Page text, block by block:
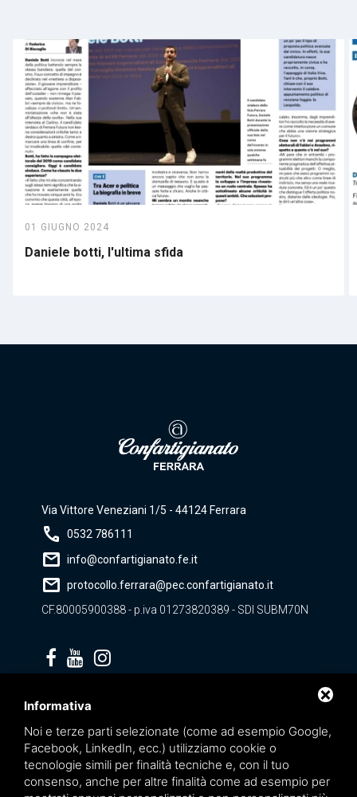
01 GIUGNO 2024
Daniele botti, l'ultima sfida
Via Vittore Veneziani 1/5 - 44124 Ferrara
call 0532 786111
mail info@confartigianato.fe.it
mail protocollo.ferrara@pec.confartigianato.it
CF.80005900388 - p.iva 01273820389 - SDI SUBM70N
Informativa
Noi e terze parti selezionate (come ad esempio Google,
Facebook, LinkedIn, ecc.) utilizziamo cookie o
tecnologie simili per finalità tecniche e, con il tuo
consenso, anche per altre finalità come ad esempio per